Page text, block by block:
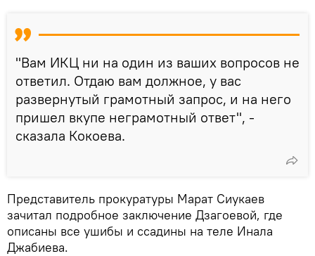
"Вам ИКЦ ни на один из ваших вопросов не
ответил. Отдаю вам должное, у вас
развернутый грамотный запрос, и на него
пришел вкупе неграмотный ответ", -
сказала Кокоева.
Представитель прокуратуры Марат Сиукаев
зачитал подробное заключение Дзагоевой, где
описаны все ушибы и ссадины на теле Инала
Джабиева.